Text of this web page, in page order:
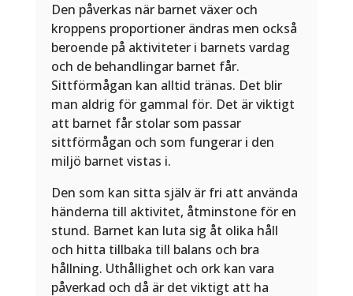
Den påverkas när barnet växer och
kroppens proportioner ändras men också
beroende på aktiviteter i barnets vardag
och de behandlingar barnet får.
Sittförmågan kan alltid tränas. Det blir
man aldrig för gammal för. Det är viktigt
att barnet får stolar som passar
sittförmågan och som fungerar i den
miljö barnet vistas i.
Den som kan sitta själv är fri att använda
händerna till aktivitet, åtminstone för en
stund. Barnet kan luta sig åt olika håll
och hitta tillbaka till balans och bra
hållning. Uthållighet och ork kan vara
påverkad och då är det viktigt att ha